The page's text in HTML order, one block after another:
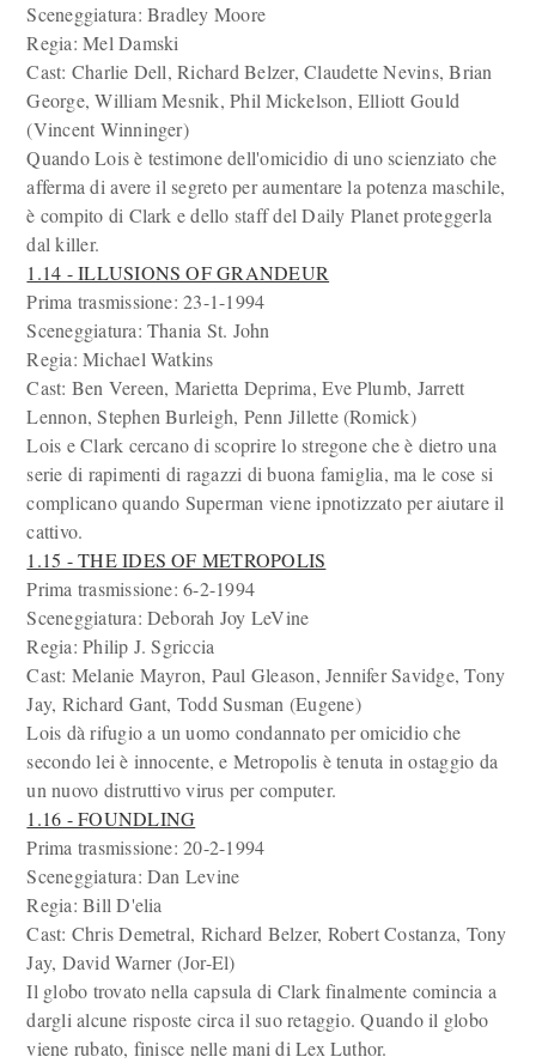
Sceneggiatura: Bradley Moore
Regia: Mel Damski
Cast: Charlie Dell, Richard Belzer, Claudette Nevins, Brian
George, William Mesnik, Phil Mickelson, Elliott Gould
(Vincent Winninger)
Quando Lois è testimone dell'omicidio di uno scienziato che
afferma di avere il segreto per aumentare la potenza maschile,
è compito di Clark e dello staff del Daily Planet proteggerla
dal killer.
1.14 - ILLUSIONS OF GRANDEUR
Prima trasmissione: 23-1-1994
Sceneggiatura: Thania St. John
Regia: Michael Watkins
Cast: Ben Vereen, Marietta Deprima, Eve Plumb, Jarrett
Lennon, Stephen Burleigh, Penn Jillette (Romick)
Lois e Clark cercano di scoprire lo stregone che è dietro una
serie di rapimenti di ragazzi di buona famiglia, ma le cose si
complicano quando Superman viene ipnotizzato per aiutare il
cattivo.
1.15 - THE IDES OF METROPOLIS
Prima trasmissione: 6-2-1994
Sceneggiatura: Deborah Joy LeVine
Regia: Philip J. Sgriccia
Cast: Melanie Mayron, Paul Gleason, Jennifer Savidge, Tony
Jay, Richard Gant, Todd Susman (Eugene)
Lois dà rifugio a un uomo condannato per omicidio che
secondo lei è innocente, e Metropolis è tenuta in ostaggio da
un nuovo distruttivo virus per computer.
1.16 - FOUNDLING
Prima trasmissione: 20-2-1994
Sceneggiatura: Dan Levine
Regia: Bill D'elia
Cast: Chris Demetral, Richard Belzer, Robert Costanza, Tony
Jay, David Warner (Jor-El)
Il globo trovato nella capsula di Clark finalmente comincia a
dargli alcune risposte circa il suo retaggio. Quando il globo
viene rubato, finisce nelle mani di Lex Luthor.